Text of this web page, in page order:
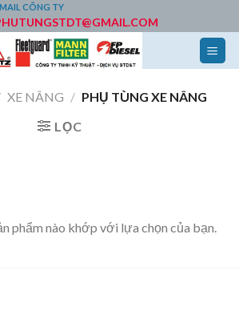
CÔNG TY
XE NÂNG / PHỤ TÙNG XE NÂNG
LỌC
phẩm nào khớp với lựa chọn của bạn.